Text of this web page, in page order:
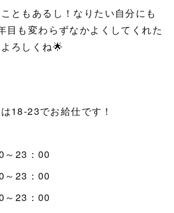
ともあるし！なりたい自分にも
目も変わらずなかよくしてくれた
ろしくね🌟
18-23でお給仕です！
～23：00
23：00
23：00